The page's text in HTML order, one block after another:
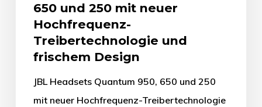
650 und 250 mit neuer
Hochfrequenz-
Treibertechnologie und
frischem Design
JBL Headsets Quantum 950, 650 und 250
mit neuer Hochfrequenz-Treibertechnologie